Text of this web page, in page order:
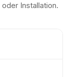
Installation.